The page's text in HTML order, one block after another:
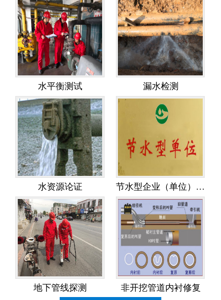
联系天澔
水平衡测试 漏水检测
水资源论证 节水型企业（单位）创建
地下管线探测
非开挖管道内衬修复